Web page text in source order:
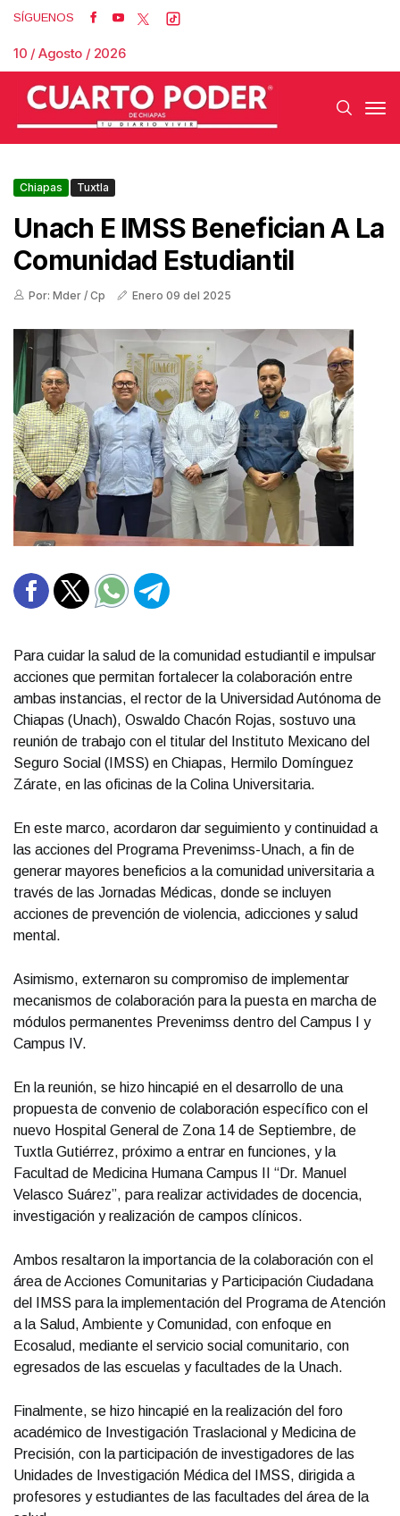
SÍGUENOS
10 / Agosto / 2026
Chiapas Tuxtla
Unach E IMSS Benefician A La
Comunidad Estudiantil
Por: Mder / Cp Enero 09 del 2025
Para cuidar la salud de la comunidad estudiantil e impulsar
acciones que permitan fortalecer la colaboración entre
ambas instancias, el rector de la Universidad Autónoma de
Chiapas (Unach), Oswaldo Chacón Rojas, sostuvo una
reunión de trabajo con el titular del Instituto Mexicano del
Seguro Social (IMSS) en Chiapas, Hermilo Domínguez
Zárate, en las oficinas de la Colina Universitaria.
En este marco, acordaron dar seguimiento y continuidad a
las acciones del Programa Prevenimss-Unach, a fin de
generar mayores beneficios a la comunidad universitaria a
través de las Jornadas Médicas, donde se incluyen
acciones de prevención de violencia, adicciones y salud
mental.
Asimismo, externaron su compromiso de implementar
mecanismos de colaboración para la puesta en marcha de
módulos permanentes Prevenimss dentro del Campus I y
Campus IV.
En la reunión, se hizo hincapié en el desarrollo de una
propuesta de convenio de colaboración específico con el
nuevo Hospital General de Zona 14 de Septiembre, de
Tuxtla Gutiérrez, próximo a entrar en funciones, y la
Facultad de Medicina Humana Campus II “Dr. Manuel
Velasco Suárez”, para realizar actividades de docencia,
investigación y realización de campos clínicos.
Ambos resaltaron la importancia de la colaboración con el
área de Acciones Comunitarias y Participación Ciudadana
del IMSS para la implementación del Programa de Atención
a la Salud, Ambiente y Comunidad, con enfoque en
Ecosalud, mediante el servicio social comunitario, con
egresados de las escuelas y facultades de la Unach.
Finalmente, se hizo hincapié en la realización del foro
académico de Investigación Traslacional y Medicina de
Precisión, con la participación de investigadores de las
Unidades de Investigación Médica del IMSS, dirigida a
profesores y estudiantes de las facultades del área de la